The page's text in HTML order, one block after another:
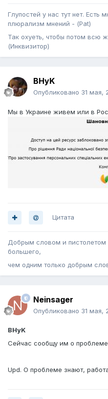
Глупостей у нас тут нет. Есть
плюрализм мнений - (Pat)
Так охуеть, чтобы потом всю
(Инквизитор)
BHyK
Опубликовано 31 мая,
Мы в Украине живем или в
Цитата
Добрым словом и пистолетом
большего,
чем одним только добрым
Neinsager
Опубликовано 31 мая,
BHyK
Сейчас сообщу им о
Upd. О проблеме знают,